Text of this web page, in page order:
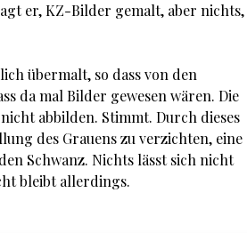
er, KZ-Bilder gemalt, aber nichts,
übermalt, so dass von den
da mal Bilder gewesen wären. Die
abbilden. Stimmt. Durch dieses
des Grauens zu verzichten, eine
Schwanz. Nichts lässt sich nicht
bleibt allerdings.